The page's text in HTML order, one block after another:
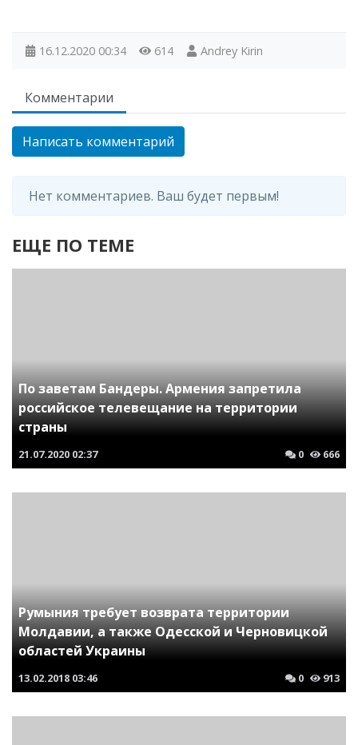
16.12.2020 00:34 614 Andrey Kirin
Комментарии
Написать комментарий
Нет комментариев. Ваш будет первым!
ЕЩЕ ПО ТЕМЕ
По заветам Бандеры. Армения запретила
российское телевещание на территории
страны
21.07.2020 02:37 0 666
Румыния требует возврата территории
Молдавии, а также Одесской и Черновицкой
областей Украины
13.02.2018 03:46 0 913